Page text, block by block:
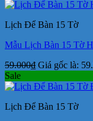
Lịch Để Bàn 15 Tờ
Mẫu Lịch Bàn 15 Tờ
59.000₫ Giá gốc là:
Sale
Lịch Để Bàn 15 Tờ